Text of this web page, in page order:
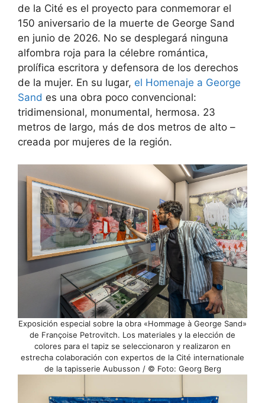
de la Cité es el proyecto para conmemorar el
150 aniversario de la muerte de George Sand
en junio de 2026. No se desplegará ninguna
alfombra roja para la célebre romántica,
prolífica escritora y defensora de los derechos
de la mujer. En su lugar, el Homenaje a George
Sand es una obra poco convencional:
tridimensional, monumental, hermosa. 23
metros de largo, más de dos metros de alto –
creada por mujeres de la región.
Exposición especial sobre la obra «Hommage à George Sand»
de Françoise Petrovitch. Los materiales y la elección de
colores para el tapiz se seleccionaron y realizaron en
estrecha colaboración con expertos de la Cité internationale
de la tapisserie Aubusson / © Foto: Georg Berg